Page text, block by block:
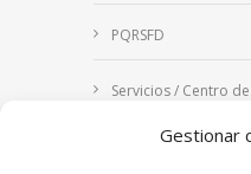
Gestionar
PQRSFD
Servicios / Centro
Correo Institucional